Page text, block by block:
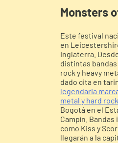
Monsters
Este festival
en
Inglaterra.
distintas bandas
rock y heavy
dado cita en
legendaria
metal y hard rock
Bogotá en el
Campín. Bandas
como Kiss y
llegarán a la